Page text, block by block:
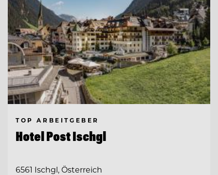
TOP ARBEITGEBER
Hotel Post Ischgl
6561 Ischgl, Österreich